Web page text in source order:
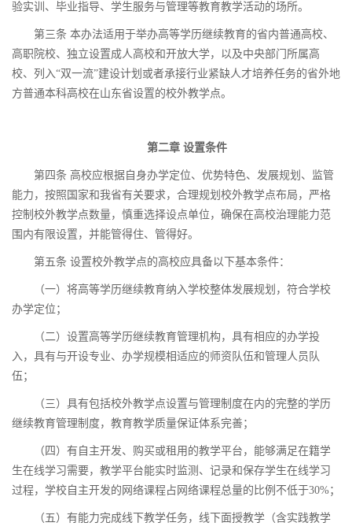
验实训、毕业指导、学生服务与管理等教育教学活动的场所。
第三条 本办法适用于举办高等学历继续教育的省内普通高校、
高职院校、独立设置成人高校和开放大学，以及中央部门所属高
校、列入“双一流”建设计划或者承接行业紧缺人才培养任务的省外地
方普通本科高校在山东省设置的校外教学点。
第二章 设置条件
第四条 高校应根据自身办学定位、优势特色、发展规划、监管
能力，按照国家和我省有关要求，合理规划校外教学点布局，严格
控制校外教学点数量，慎重选择设点单位，确保在高校治理能力范
围内有限设置，并能管得住、管得好。
第五条 设置校外教学点的高校应具备以下基本条件：
（一）将高等学历继续教育纳入学校整体发展规划，符合学校
办学定位；
（二）设置高等学历继续教育管理机构，具有相应的办学投
入，具有与开设专业、办学规模相适应的师资队伍和管理人员队
伍；
（三）具有包括校外教学点设置与管理制度在内的完整的学历
继续教育管理制度，教育教学质量保证体系完善；
（四）有自主开发、购买或租用的教学平台，能够满足在籍学
生在线学习需要，教学平台能实时监测、记录和保存学生在线学习
过程，学校自主开发的网络课程占网络课程总量的比例不低于30%；
（五）有能力完成线下教学任务，线下面授教学（含实践教学